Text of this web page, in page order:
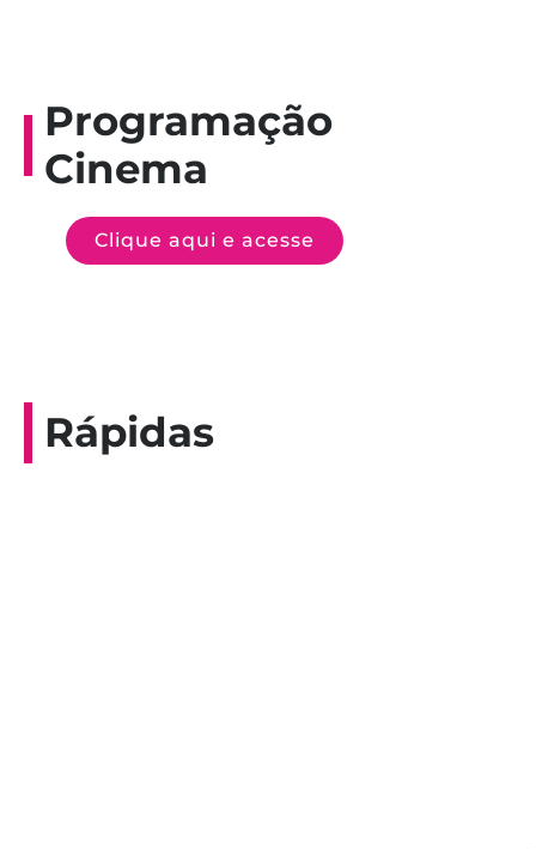
Programação
Cinema
Clique aqui e acesse
Rápidas